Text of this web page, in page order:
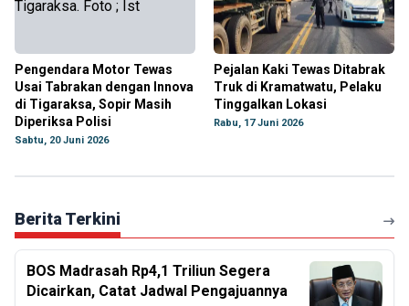
Pengendara Motor Tewas
Usai Tabrakan dengan Innova
di Tigaraksa, Sopir Masih
Diperiksa Polisi
Sabtu, 20 Juni 2026
Pejalan Kaki Tewas Ditabrak
Truk di Kramatwatu, Pelaku
Tinggalkan Lokasi
Rabu, 17 Juni 2026
Berita Terkini
BOS Madrasah Rp4,1 Triliun Segera
Dicairkan, Catat Jadwal Pengajuannya